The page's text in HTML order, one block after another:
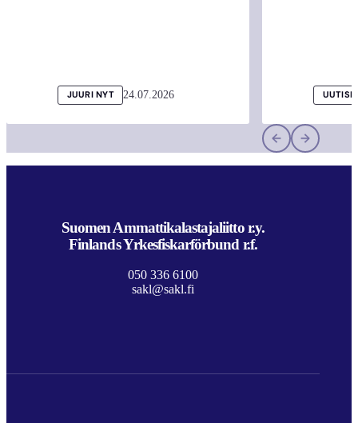
JUURI NYT 24.07.2026
Suomen Ammattikalastajaliitto r.y.
Finlands Yrkesfiskarförbund r.f.
050 336 6100
sakl@sakl.fi